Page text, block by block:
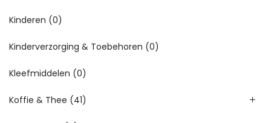
Kinderen (0)
Kinderverzorging & Toebehoren (0)
Kleefmiddelen (0)
Koffie & Thee (41)